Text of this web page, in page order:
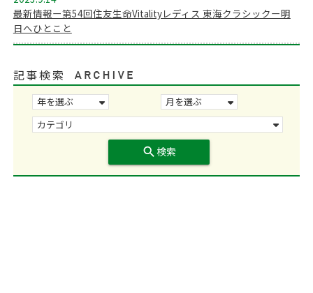
最新情報ー第54回住友生命Vitalityレディス 東海クラシックー明
日へひとこと
記事検索
search 検索